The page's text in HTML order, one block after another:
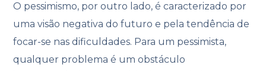
O pessimismo, por outro lado, é caracterizado por
uma visão negativa do futuro e pela tendência de
focar-se nas dificuldades. Para um pessimista,
qualquer problema é um obstáculo